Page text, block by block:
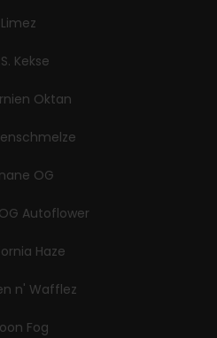
Limez
Kekse
Oktan
OG
Autoflower
Haze
n' Wafflez
Fog